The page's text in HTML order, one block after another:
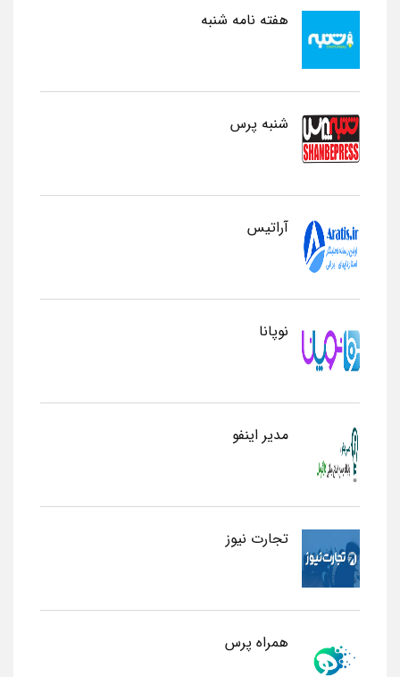
هفته نامه شنبه
شنبه پرس
آراتیس
نوپانا
مدیر اینفو
تجارت نیوز
همراه پرس